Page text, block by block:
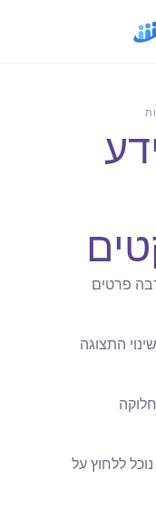
פרטים
התצוגה
ללחוץ על